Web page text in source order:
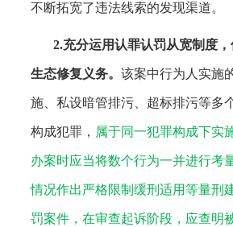
不断拓宽了违法线索的发现渠道。
2.充分运用认罪认罚从宽制度
生态修复义务。该案中行为人实施
施、私设暗管排污、超标排污等多
构成犯罪， 属于同一犯罪构成下实
办案时应当将数个行为一并进行考
情况作出严格限制缓刑适用等量刑
罚案件，在审查起诉阶段，应查明